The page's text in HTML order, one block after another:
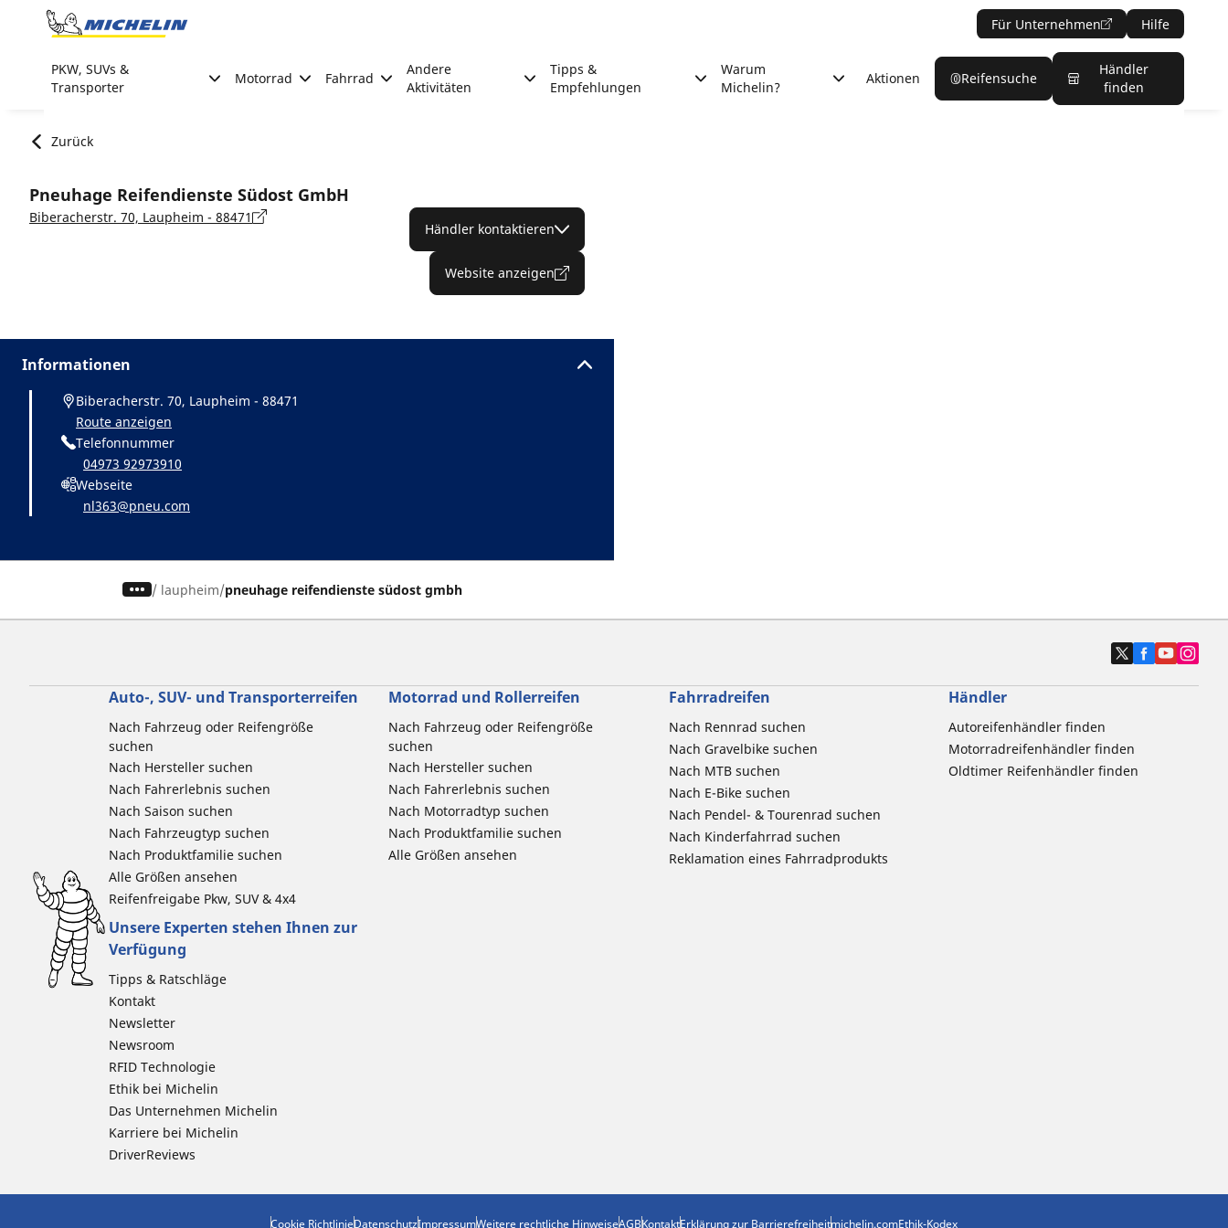
Go to page content
Für Unternehmen Hilfe
PKW, SUVs &
Transporter
Motorrad Fahrrad
Andere
Aktivitäten
Tipps &
Empfehlungen
Warum
Michelin?
Aktionen Reifensuche
Händler
finden
Zurück
Pneuhage Reifendienste Südost GmbH
Biberacherstr. 70, Laupheim - 88471
Händler kontaktieren
Website anzeigen
Informationen
Biberacherstr. 70, Laupheim - 88471
Route anzeigen
Telefonnummer
04973 92973910
Webseite
nl363@pneu.com
/ laupheim pneuhage reifendienste südost gmbh
Auto-, SUV- und Transporterreifen
Nach Fahrzeug oder Reifengröße
suchen
Nach Hersteller suchen
Nach Fahrerlebnis suchen
Nach Saison suchen
Nach Fahrzeugtyp suchen
Nach Produktfamilie suchen
Alle Größen ansehen
Reifenfreigabe Pkw, SUV & 4x4
Motorrad und Rollerreifen
Nach Fahrzeug oder Reifengröße
suchen
Nach Hersteller suchen
Nach Fahrerlebnis suchen
Nach Motorradtyp suchen
Nach Produktfamilie suchen
Alle Größen ansehen
Fahrradreifen
Nach Rennrad suchen
Nach Gravelbike suchen
Nach MTB suchen
Nach E-Bike suchen
Nach Pendel- & Tourenrad suchen
Nach Kinderfahrrad suchen
Reklamation eines Fahrradprodukts
Händler
Autoreifenhändler finden
Motorradreifenhändler finden
Oldtimer Reifenhändler finden
Unsere Experten stehen Ihnen zur
Verfügung
Tipps & Ratschläge
Kontakt
Newsletter
Newsroom
RFID Technologie
Ethik bei Michelin
Das Unternehmen Michelin
Karriere bei Michelin
DriverReviews
Cookie RichtlinieDatenschutzImpressumWeitere rechtliche HinweiseAGBKontaktErklärung zur Barrierefreiheitmichelin.comEthik-Kodex